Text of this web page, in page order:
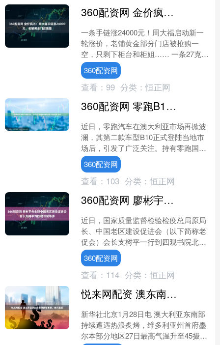
360配资网 金价疯涨：周大福手链涨24000元，老铺黄金门店售罄
一条手链涨24000元！周大福启动新一
轮涨价，老铺黄金部分门店被抢购一
空，只剩下柜台和柜姐…… 一条27克左
右的五帝钱金手链，原价53800元，即
将涨到7180....
360配资网
查看： 99 分类： 恒正网
360配资网 零跑B10澳洲上市，Stellantis赞其底盘调校尽显“欧洲风格”魅力
近日，零跑汽车在澳大利亚市场再掀波
澜，其第二款车型B10正式登陆当地市
场后，引发了广泛关注。持有零跑国际
51%股份的Stellantis集团公开宣称，零
跑旗下的....
360配资网
查看： 103 分类： 恒正网
360配资网 廖彬宇先生聘中国老区建设促进会会长支树平为四观书院导师
近日，国家质量监督检验检疫总局原局
长、中国老区建设促进会（以下简称老
促会）会长支树平一行到四观书院北京
总部开展专题调研，并正式受聘为四观
书院文化导师暨北京丝路融....
360配资网
查看： 114 分类： 恒正网
悦来网配资 澳东南部遇热浪 澳网调整赛事、林火蔓延
新华社北京1月28日电 澳大利亚东南部
持续遭遇热浪炙烤，维多利亚州首府墨
尔本部分地区27日最高气温升至45摄氏